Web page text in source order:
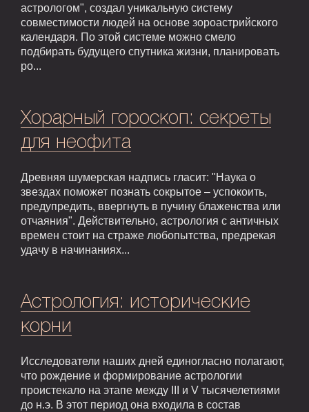
астрологом", создал уникальную систему
совместимости людей на основе зороастрийского
календаря. По этой системе можно смело
подбирать будущего спутника жизни, планировать
ро...
Хорарный гороскоп: секреты
для неофита
Древняя шумерская надпись гласит: "Наука о
звездах поможет познать сокрытое – успокоить,
предупредить, ввергнуть в пучину блаженства или
отчаяния". Действительно, астрология с античных
времен стоит на страже любопытства, предрекая
удачу в начинаниях...
Астрология: исторические
корни
Исследователи наших дней единогласно полагают,
что рождение и формирование астрологии
проистекало на этапе между III и V тысячелетиями
до н.э. В этот период она входила в состав